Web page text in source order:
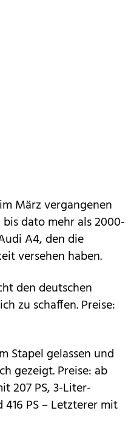
März vergangenen
dato mehr als 2000-
A4, den die
versehen haben.
den deutschen
zu schaffen. Preise:
Stapel gelassen und
gezeigt. Preise: ab
207 PS, 3-Liter-
PS – Letzterer mit